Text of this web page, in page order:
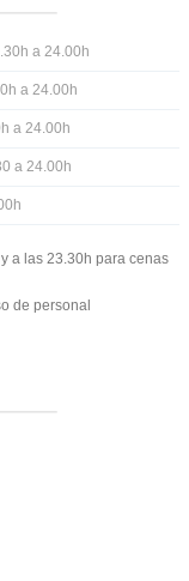
a 24.00h
a 24.00h
a 24.00h
a 24.00h
a las 23.30h para cenas
de personal